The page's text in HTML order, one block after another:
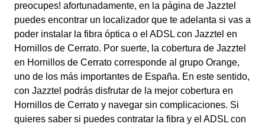
preocupes! afortunadamente, en la página de Jazztel
puedes encontrar un localizador que te adelanta si vas a
poder instalar la fibra óptica o el ADSL con Jazztel en
Hornillos de Cerrato. Por suerte, la cobertura de Jazztel
en Hornillos de Cerrato corresponde al grupo Orange,
uno de los más importantes de España. En este sentido,
con Jazztel podrás disfrutar de la mejor cobertura en
Hornillos de Cerrato y navegar sin complicaciones. Si
quieres saber si puedes contratar la fibra y el ADSL con